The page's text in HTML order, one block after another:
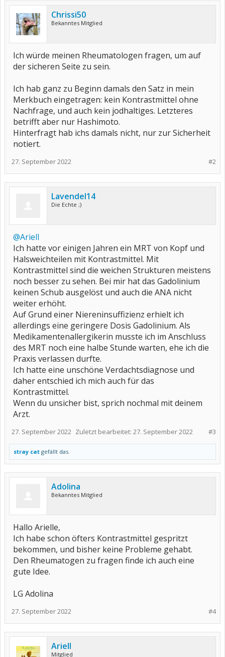
Chrissi50
Bekanntes Mitglied
Ich würde meinen Rheumatologen fragen, um auf
der sicheren Seite zu sein.
Ich hab ganz zu Beginn damals den Satz in mein
Merkbuch eingetragen: kein Kontrastmittel ohne
Nachfrage, und auch kein jodhaltiges. Letzteres
betrifft aber nur Hashimoto.
Hinterfragt hab ichs damals nicht, nur zur Sicherheit
notiert.
#2
27. September 2022
Lavendel14
Die Echte ;)
@Ariell
Ich hatte vor einigen Jahren ein MRT von Kopf und
Halsweichteilen mit Kontrastmittel. Mit
Kontrastmittel sind die weichen Strukturen meistens
noch besser zu sehen. Bei mir hat das Gadolinium
keinen Schub ausgelöst und auch die ANA nicht
weiter erhöht.
Auf Grund einer Niereninsuffizienz erhielt ich
allerdings eine geringere Dosis Gadolinium. Als
Medikamentenallergikerin musste ich im Anschluss
des MRT noch eine halbe Stunde warten, ehe ich die
Praxis verlassen durfte.
Ich hatte eine unschöne Verdachtsdiagnose und
daher entschied ich mich auch für das
Kontrastmittel.
Wenn du unsicher bist, sprich nochmal mit deinem
Arzt.
#3
27. September 2022 Zuletzt bearbeitet: 27. September 2022
stray cat gefällt das.
Adolina
Bekanntes Mitglied
Hallo Arielle,
Ich habe schon öfters Kontrastmittel gespritzt
bekommen, und bisher keine Probleme gehabt.
Den Rheumatogen zu fragen finde ich auch eine
gute Idee.
LG Adolina
#4
27. September 2022
Ariell
Mitglied